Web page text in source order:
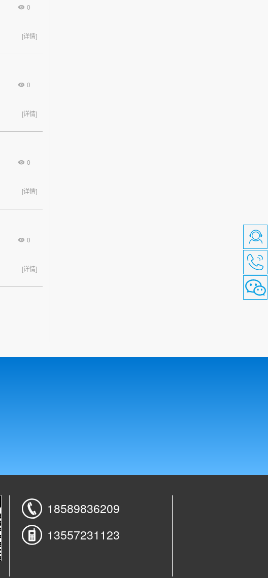
0
[详情]
0
[详情]
0
[详情]
0
[详情]
18589836209
13557231123